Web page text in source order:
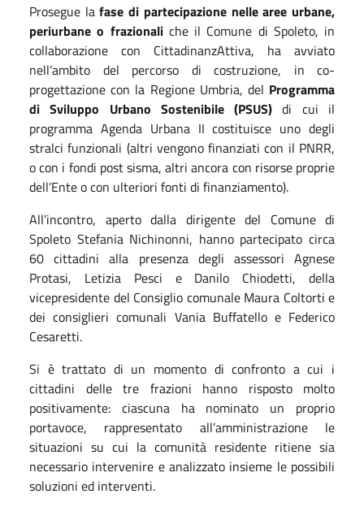
Prosegue lafase di partecipazione nelle aree urbane,
periurbane o frazionali che il Comune di Spoleto, in
collaborazione con CittadinanzAttiva, ha avviato
nell’ambito del percorso di costruzione, in co-
progettazione con la Regione Umbria, del Programma
di Sviluppo Urbano Sostenibile (PSUS) di cui il
programma Agenda Urbana II costituisce uno degli
stralci funzionali (altri vengono finanziati con il PNRR,
o con i fondi post sisma, altri ancora con risorse proprie
dell’Ente o con ulteriori fonti di finanziamento).
All’incontro, aperto dalla dirigente del Comune di
Spoleto Stefania Nichinonni, hanno partecipato circa
60 cittadini alla presenza degli assessori Agnese
Protasi, Letizia Pesci e Danilo Chiodetti, della
vicepresidente del Consiglio comunale Maura Coltorti e
dei consiglieri comunali Vania Buffatello e Federico
Cesaretti.
Si è trattato di un momento di confronto a cui i
cittadini delle tre frazioni hanno risposto molto
positivamente: ciascuna ha nominato un proprio
portavoce, rappresentato all’amministrazione le
situazioni su cui la comunità residente ritiene sia
necessario intervenire e analizzato insieme le possibili
soluzioni ed interventi.